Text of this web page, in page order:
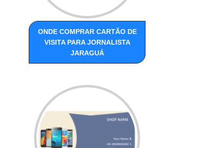
ONDE COMPRAR CARTÃO DE
VISITA PARA JORNALISTA
JARAGUÁ